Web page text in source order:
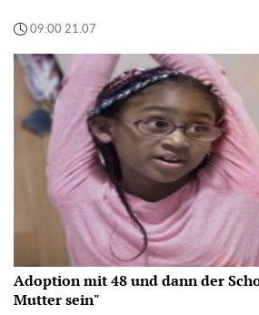
09:00 21.07
Adoption mit 48 und dann der
Mutter sein"